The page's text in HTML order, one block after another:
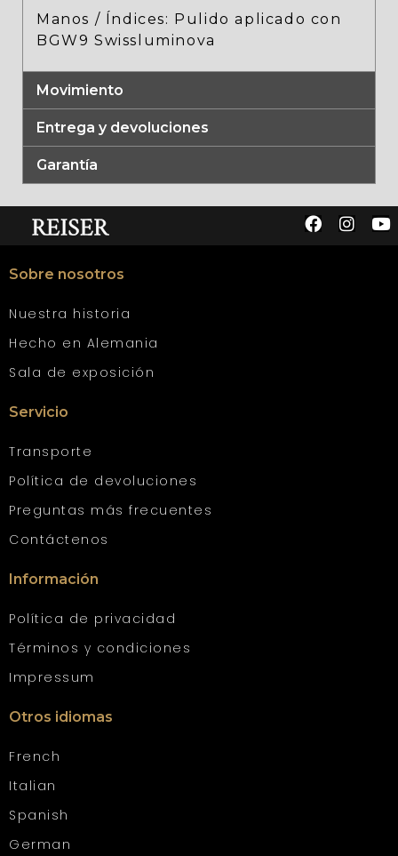
Manos / Índices: Pulido aplicado con
BGW9 Swissluminova
Movimiento
Entrega y devoluciones
Garantía
Sobre nosotros
Nuestra historia
Hecho en Alemania
Sala de exposición
Servicio
Transporte
Política de devoluciones
Preguntas más frecuentes
Contáctenos
Información
Política de privacidad
Términos y condiciones
Impressum
Otros idiomas
French
Italian
Spanish
German